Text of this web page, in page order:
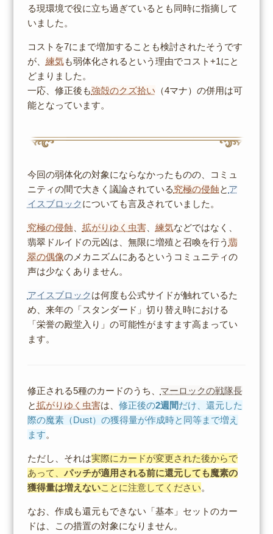
る現環境で役に立ち過ぎているとも同時に指摘して
いました。
コストを7にまで増加することも検討されたそうです
が、 練気も弱体化されるという理由でコスト+1にと
どまりました。
一応、修正後も強殻のクズ拾い （4マナ）の併用は可
能となっています。
今回の弱体化の対象にならなかったものの、コミュ
ニティの間で大きく議論されている究極の侵蝕と ア
イスブロックについても言及されていました。
究極の侵蝕 拡がりゆく虫害、 練気などではなく、
翡翠ドルイドの元凶は、無限に増殖と召喚を行う 翡
翠の偶像のメカニズムにあるというコミュニティの
声は少なくありません。
アイスブロックは何度も公式サイドが触れているた
め、来年の「スタンダード」切り替え時における
「栄誉の殿堂入り」の可能性がますます高まってい
ます。
修正される5種のカードのうち、 マーロックの戦隊長
と拡がりゆく虫害は、 修正後の2週間だけ、還元した
際の魔素（Dust）の獲得量が作成時と同等まで増え
ます。
ただし、それは実際にカードが変更された後からで
あって、 パッチが適用される前に還元しても魔素の
獲得量は増えないことに注意してください。
なお、作成も還元もできない「基本」セットのカー
ドは、この措置の対象になりません。